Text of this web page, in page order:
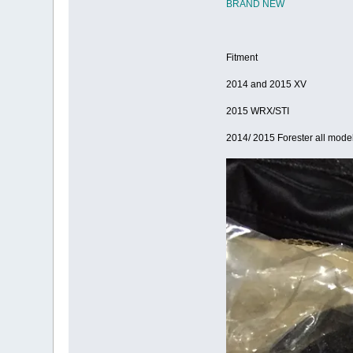
BRAND NEW
Fitment
2014 and 2015 XV
2015 WRX/STI
2014/ 2015 Forester all